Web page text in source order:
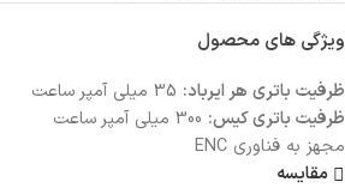
ویژگی های محصول
ظرفیت باتری هر ایرباد:
ظرفیت باتری کیس:
مجهز به فناوری ENC
مقایسه